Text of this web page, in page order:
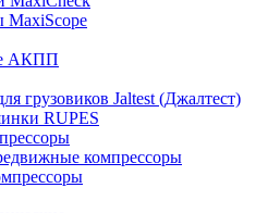
MaxiScope
АКПП
грузовиков Jaltest (Джалтест)
RUPES
компрессоры